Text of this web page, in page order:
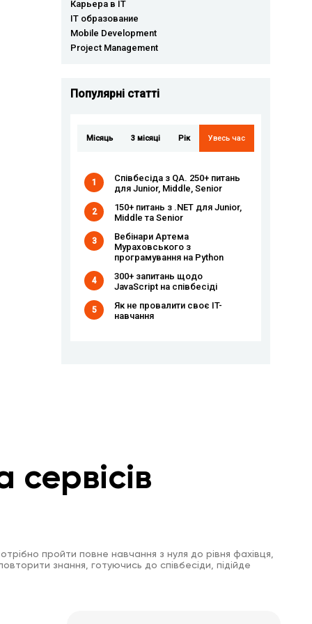
Карьера в IT
IT образование
Mobile Development
Project Management
Популярні статті
Місяць 3 місяці Рік Увесь час
1
Співбесіда з QA. 250+ питань
для Junior, Middle, Senior
2
150+ питань з .NET для Junior,
Middle та Senior
3
Вебінари Артема
Мураховського з
програмування на Python
4
300+ запитань щодо
JavaScript на співбесіді
5
Як не провалити своє IT-
навчання
сервісів
пройти повне навчання з нуля до рівня фахівця,
знання, готуючись до співбесіди, підійде